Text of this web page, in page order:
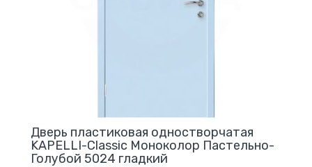
Дверь пластиковая одностворчатая
KAPELLI-Classic Моноколор Пастельно-
Голубой 5024 гладкий